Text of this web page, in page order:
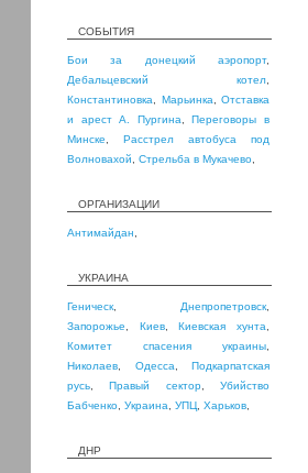
СОБЫТИЯ
Бои за донецкий аэропорт,
Дебальцевский котел
Константиновка
Марьинка
Отставка
и арест А. Пургина ,Переговоры в
Минске
Расстрел автобуса под
Волновахой
Стрельба в Мукачево
ОРГАНИЗАЦИИ
Антимайдан
УКРАИНА
Геническ Днепропетровск
Запорожье
Киев,Киевская хунта
Комитет спасения украины
Николаев
Одесса
Подкарпатская
русь ,Правый сектор,Убийство
Бабченко Украина УПЦ Харьков
ДНР